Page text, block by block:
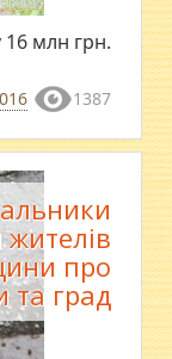
16 млн грн.
1387
про
та град